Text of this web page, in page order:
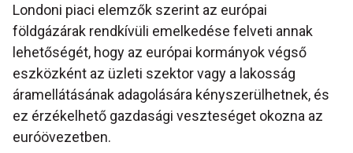
Londoni piaci elemzők szerint az európai
földgázárak rendkívüli emelkedése felveti annak
lehetőségét, hogy az európai kormányok végső
eszközként az üzleti szektor vagy a lakosság
áramellátásának adagolására kényszerülhetnek, és
ez érzékelhető gazdasági veszteséget okozna az
euróövezetben.